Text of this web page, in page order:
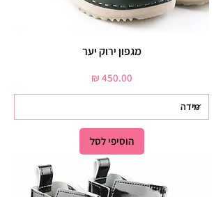
מגפון ירוק יער
מחיר
הוסיפי לסל